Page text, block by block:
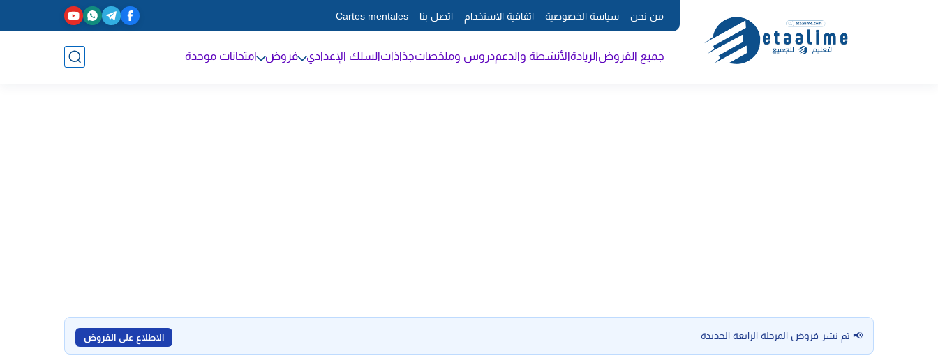
من نحن سياسة الخصوصية اتفاقية الاستخدام اتصل بنا Cartes mentales
جميع الفروضالريادةالأنشطة والدعمدروس وملخصاتجذاذاتالسلك الإعدادي فروض امتحانات موحدة
📢 تم نشر فروض المرحلة الرابعة الجديدة الاطلاع على الفروض